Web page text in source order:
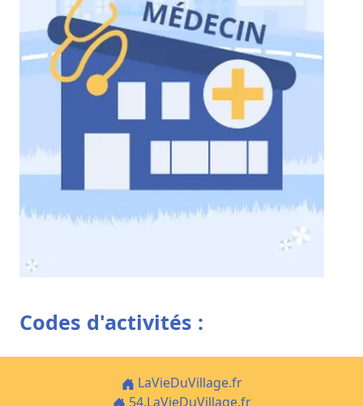
Codes d'activités :
LaVieDuVillage.fr
54.LaVieDuVillage.fr